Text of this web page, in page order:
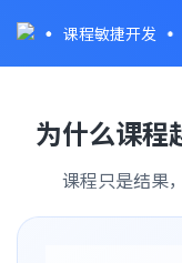
课程敏捷开发
为什么课程
课程只是结果